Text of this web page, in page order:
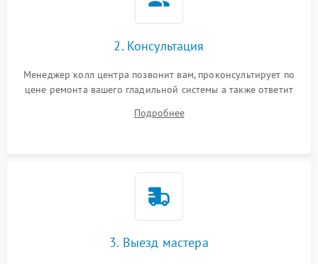
2. Консультация
Менеджер колл центра позвонит вам, проконсультирует по
цене ремонта вашего гладильной системы а также ответит
Подробнее
3. Выезд мастера